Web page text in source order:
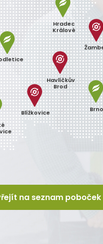
Brno
Blížkovice
Havlíčkův
Brod
Hradec
Králové
na seznam poboček